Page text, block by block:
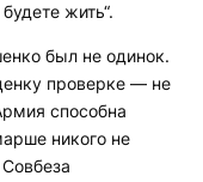
жить“.
был не одинок.
проверке — не
способна
никого не